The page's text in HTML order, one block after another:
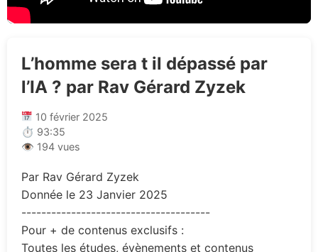
L’homme sera t il dépassé par
l’IA ? par Rav Gérard Zyzek
10 février 2025
⏱ 93:35
👁 194 vues
Par Rav Gérard Zyzek
Donnée le 23 Janvier 2025
--------------------------------------
Pour + de contenus exclusifs :
Toutes les études, évènements et contenus